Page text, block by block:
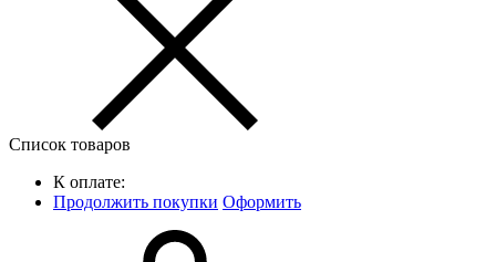
Список товаров
К оплате:
Продолжить покупки Оформить